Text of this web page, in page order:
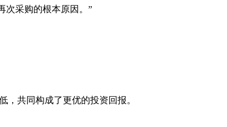
次采购的根本原因。”
共同构成了更优的投资回报。